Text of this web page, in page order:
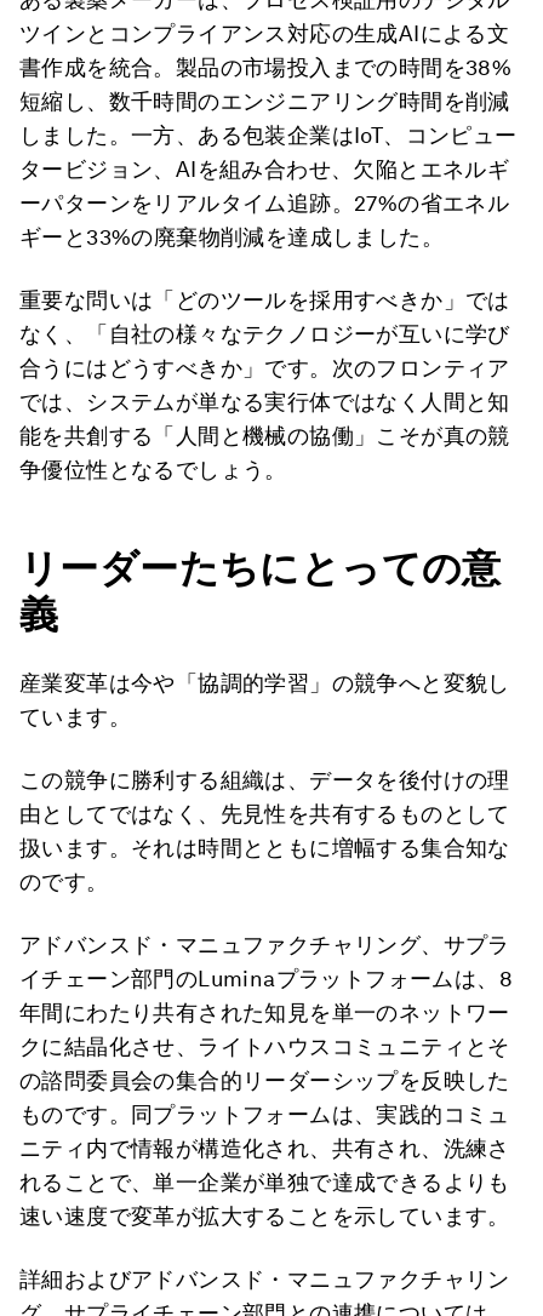
ツインとコンプライアンス対応の生成AIによる文
書作成を統合。製品の市場投入までの時間を38%
短縮し、数千時間のエンジニアリング時間を削減
しました。一方、ある包装企業はIoT、コンピュー
タービジョン、AIを組み合わせ、欠陥とエネルギ
ーパターンをリアルタイム追跡。27%の省エネル
ギーと33%の廃棄物削減を達成しました。
重要な問いは「どのツールを採用すべきか」では
なく、「自社の様々なテクノロジーが互いに学び
合うにはどうすべきか」です。次のフロンティア
では、システムが単なる実行体ではなく人間と知
能を共創する「人間と機械の協働」こそが真の競
争優位性となるでしょう。
リーダーたちにとっての意
義
産業変革は今や「協調的学習」の競争へと変貌し
ています。
この競争に勝利する組織は、データを後付けの理
由としてではなく、先見性を共有するものとして
扱います。それは時間とともに増幅する集合知な
のです。
アドバンスド・マニュファクチャリング、サプラ
イチェーン部門のLuminaプラットフォームは、8
年間にわたり共有された知見を単一のネットワー
クに結晶化させ、ライトハウスコミュニティとそ
の諮問委員会の集合的リーダーシップを反映した
ものです。同プラットフォームは、実践的コミュ
ニティ内で情報が構造化され、共有され、洗練さ
れることで、単一企業が単独で達成できるよりも
速い速度で変革が拡大することを示しています。
詳細およびアドバンスド・マニュファクチャリン